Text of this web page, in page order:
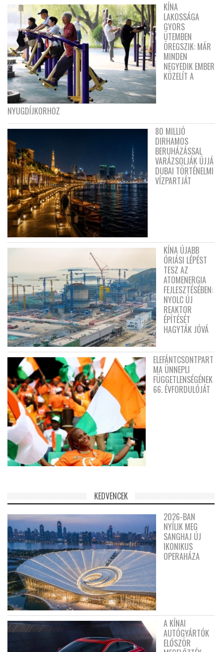
KÍNA
LAKOSSÁGA
GYORS
ÜTEMBEN
ÖREGSZIK: MÁR
MINDEN
NEGYEDIK EMBER
KÖZELÍT A
NYUGDÍJKORHOZ
80 MILLIÓ
DIRHAMOS
BERUHÁZÁSSAL
VARÁZSOLJÁK ÚJJÁ
DUBAI TÖRTÉNELMI
VÍZPARTJÁT
KÍNA ÚJABB
ÓRIÁSI LÉPÉST
TESZ AZ
ATOMENERGIA
FEJLESZTÉSÉBEN:
NYOLC ÚJ
REAKTOR
ÉPÍTÉSÉT
HAGYTÁK JÓVÁ
ELEFÁNTCSONTPART
MA ÜNNEPLI
FÜGGETLENSÉGÉNEK
66. ÉVFORDULÓJÁT
KEDVENCEK
2026-BAN
NYÍLIK MEG
SANGHAJ ÚJ
IKONIKUS
OPERAHÁZA
A KÍNAI
AUTÓGYÁRTÓK
ELŐSZÖR